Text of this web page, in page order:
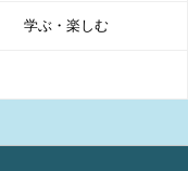
学ぶ・楽しむ